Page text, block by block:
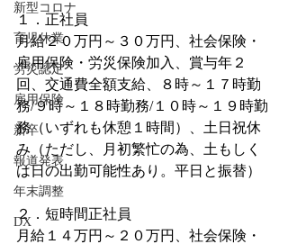
新型コロナ
育児休業
労災認定
雇用保険
新卒
報道発表
年末調整
DX
１．正社員
月給２０万円～３０万円、社会保険・
雇用保険・労災保険加入、賞与年２
回、交通費全額支給、８時～１７時勤
務/９時～１８時勤務/１０時～１９時勤
務（いずれも休憩１時間）、土日祝休
み（ただし、月初繁忙の為、土もしく
は日の出勤可能性あり。平日と振替）
２．短時間正社員
月給１４万円～２０万円、社会保険・